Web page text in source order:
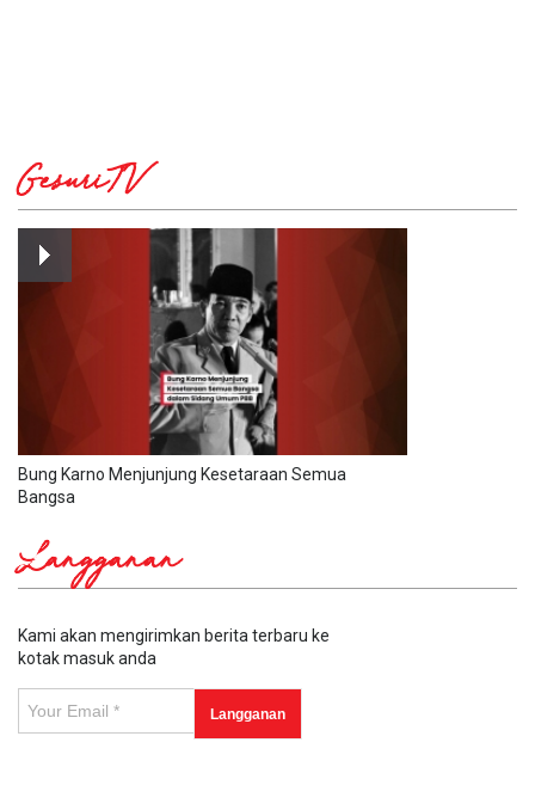
GesuriTV
Bung Karno Menjunjung Kesetaraan Semua
Bangsa
Langganan
Kami akan mengirimkan berita terbaru ke
kotak masuk anda